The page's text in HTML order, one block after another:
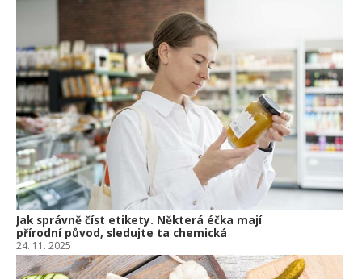
Jak správně číst etikety. Některá éčka mají
přírodní původ, sledujte ta chemická
24. 11. 2025